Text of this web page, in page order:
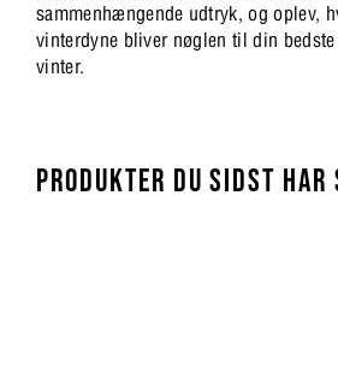
sammenhængende udtryk, og oplev,
vinterdyne bliver nøglen til din
vinter.
PRODUKTER DU SIDST HAR